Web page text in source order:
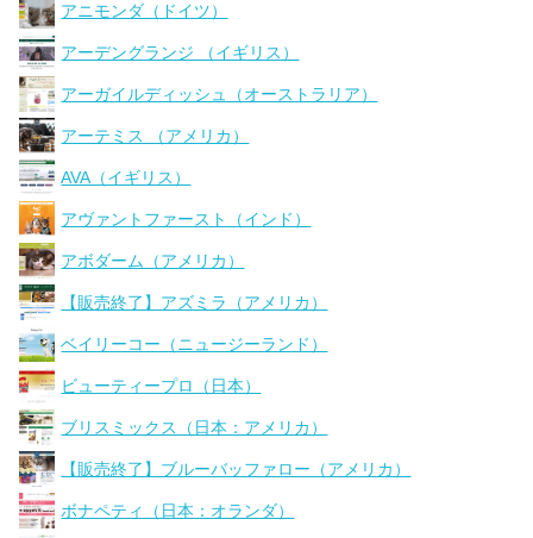
アニモンダ（ドイツ）
アーデングランジ （イギリス）
アーガイルディッシュ（オーストラリア）
アーテミス （アメリカ）
AVA（イギリス）
アヴァントファースト（インド）
アボダーム（アメリカ）
【販売終了】アズミラ（アメリカ）
ベイリーコー（ニュージーランド）
ビューティープロ（日本）
ブリスミックス（日本：アメリカ）
【販売終了】ブルーバッファロー（アメリカ）
ボナペティ（日本：オランダ）